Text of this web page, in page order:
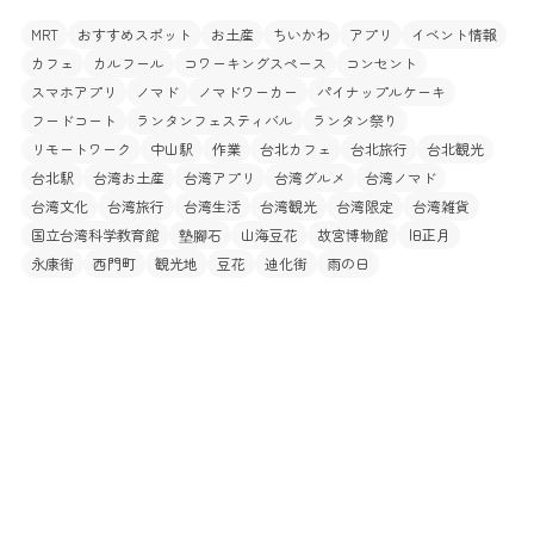
MRT おすすめスポット お土産 ちいかわ アプリ
イベント情報
カフェ
カルフール コワーキングスペース
コンセント
スマホアプリ
ノマド ノマドワーカー
パイナップルケーキ
フードコート
ランタンフェスティバル
ランタン祭り
リモートワーク
中山駅 作業 台北カフェ 台北旅行
台北観光
台北駅
台湾お土産 台湾アプリ 台湾グルメ
台湾ノマド
台湾文化
台湾旅行 台湾生活 台湾観光 台湾限定
台湾雑貨
国立台湾科学教育館
墊腳石 山海豆花 故宮博物館
旧正月
永康街
西門町 観光地 豆花 迪化街 雨の日